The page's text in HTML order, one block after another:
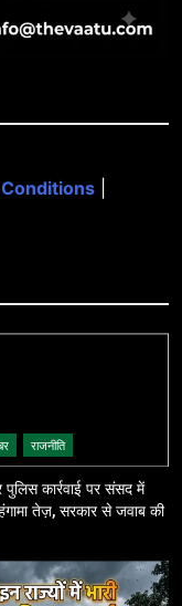
राजनीति
कार्रवाई पर संसद में
हंगामा तेज़, सरकार से जवाब की